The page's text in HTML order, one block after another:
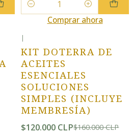
Cantidad
Comprar ahora
|
KIT DOTERRA DE
ACEITES
ESENCIALES
SOLUCIONES
SIMPLES (INCLUYE
MEMBRESÍA)
$120.000 CLP$160.000 CLP